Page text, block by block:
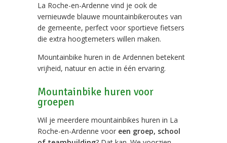
La Roche-en-Ardenne vind je ook de
vernieuwde blauwe mountainbikeroutes van
de gemeente, perfect voor sportieve fietsers
die extra hoogtemeters willen maken.
Mountainbike huren in de Ardennen betekent
vrijheid, natuur en actie in één ervaring.
Mountainbike huren voor
groepen
Wil je meerdere mountainbikes huren in La
Roche-en-Ardenne voor een groep, school